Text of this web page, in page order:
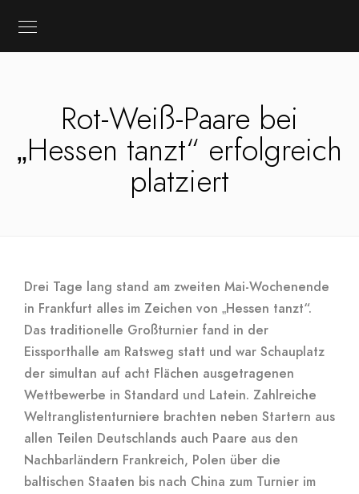
Rot-Weiß-Paare bei
„Hessen tanzt“ erfolgreich
platziert
Drei Tage lang stand am zweiten Mai-Wochenende
in Frankfurt alles im Zeichen von „Hessen tanzt“.
Das traditionelle Großturnier fand in der
Eissporthalle am Ratsweg statt und war Schauplatz
der simultan auf acht Flächen ausgetragenen
Wettbewerbe in Standard und Latein. Zahlreiche
Weltranglistenturniere brachten neben Startern aus
allen Teilen Deutschlands auch Paare aus den
Nachbarländern Frankreich, Polen über die
baltischen Staaten bis nach China zum Turnier im